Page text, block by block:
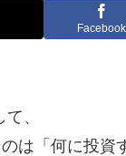
Facebook
、
は「何に投資